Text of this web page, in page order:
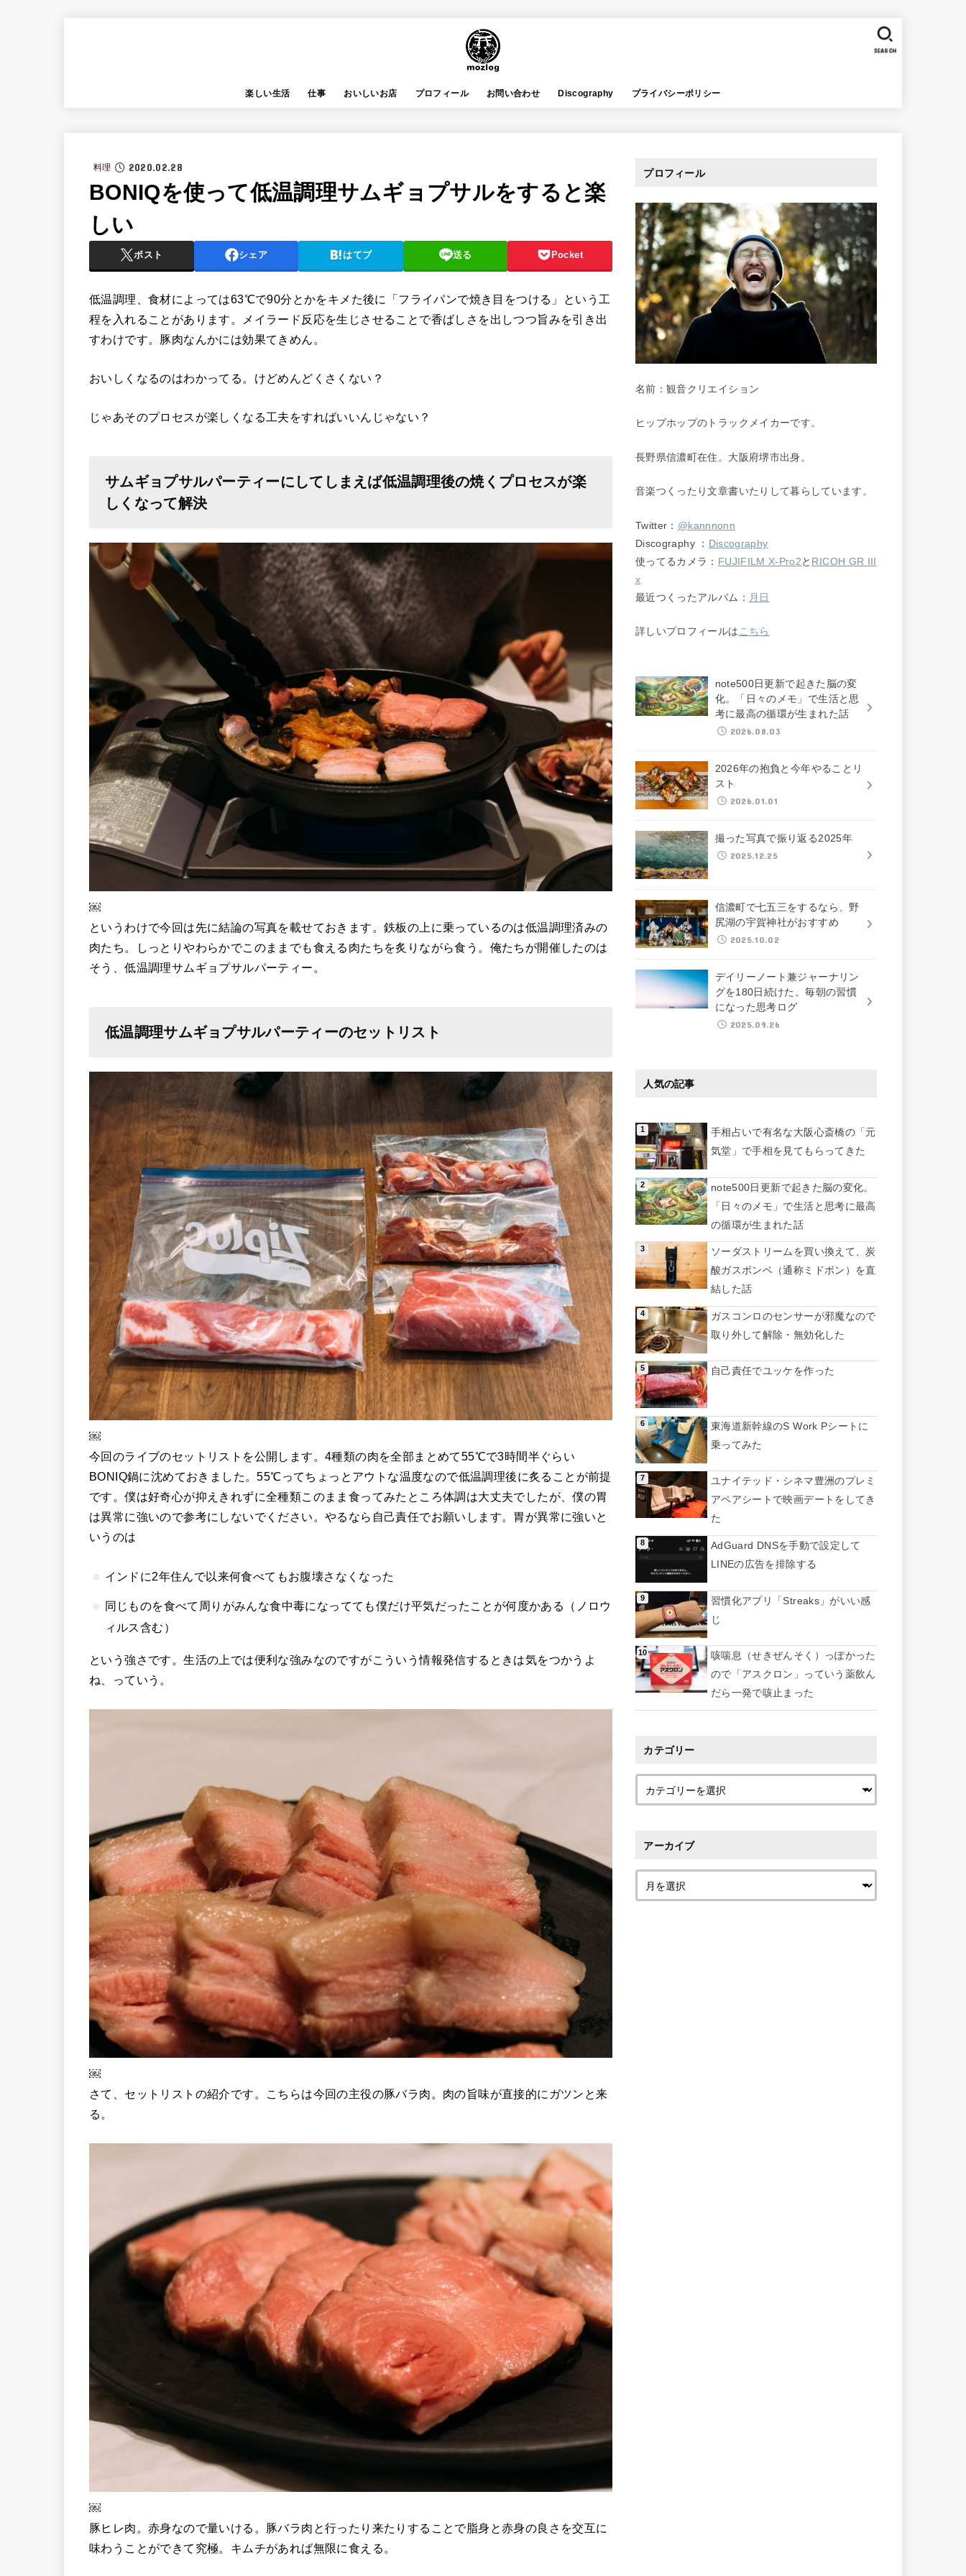
楽しい生活 仕事 おいしいお店 プロフィール お問い合わせ Discography プライバシーポリシー
SEARCH
料理 2020.02.28
BONIQを使って低温調理サムギョプサルをすると楽
しい
ポスト シェア はてブ 送る Pocket
低温調理、食材によっては63℃で90分とかをキメた後に「フライパンで焼き目をつける」という工
程を入れることがあります。メイラード反応を生じさせることで香ばしさを出しつつ旨みを引き出
すわけです。豚肉なんかには効果てきめん。
おいしくなるのはわかってる。けどめんどくさくない？
じゃあそのプロセスが楽しくなる工夫をすればいいんじゃない？
サムギョプサルパーティーにしてしまえば低温調理後の焼くプロセスが楽
しくなって解決
￼
というわけで今回は先に結論の写真を載せておきます。鉄板の上に乗っているのは低温調理済みの
肉たち。しっとりやわらかでこのままでも食える肉たちを炙りながら食う。俺たちが開催したのは
そう、低温調理サムギョプサルパーティー。
低温調理サムギョプサルパーティーのセットリスト
￼
今回のライブのセットリストを公開します。4種類の肉を全部まとめて55℃で3時間半ぐらい
BONIQ鍋に沈めておきました。55℃ってちょっとアウトな温度なので低温調理後に炙ることが前提
です。僕は好奇心が抑えきれずに全種類このまま食ってみたところ体調は大丈夫でしたが、僕の胃
は異常に強いので参考にしないでください。やるなら自己責任でお願いします。胃が異常に強いと
いうのは
インドに2年住んで以来何食べてもお腹壊さなくなった
同じものを食べて周りがみんな食中毒になってても僕だけ平気だったことが何度かある（ノロウ
ィルス含む）
という強さです。生活の上では便利な強みなのですがこういう情報発信するときは気をつかうよ
ね、っていう。
￼
さて、セットリストの紹介です。こちらは今回の主役の豚バラ肉。肉の旨味が直接的にガツンと来
る。
￼
豚ヒレ肉。赤身なので量いける。豚バラ肉と行ったり来たりすることで脂身と赤身の良さを交互に
味わうことができて究極。キムチがあれば無限に食える。
プロフィール
名前：観音クリエイション
ヒップホップのトラックメイカーです。
長野県信濃町在住。大阪府堺市出身。
音楽つくったり文章書いたりして暮らしています。
Twitter： @kannnonn
Discography ： Discography
使ってるカメラ： FUJIFILM X-Pro2と RICOH GR III
x
最近つくったアルバム： 月日
詳しいプロフィールは こちら
note500日更新で起きた脳の変
化。「日々のメモ」で生活と思
考に最高の循環が生まれた話
2026.08.03
2026年の抱負と今年やることリ
スト
2026.01.01
撮った写真で振り返る2025年
2025.12.25
信濃町で七五三をするなら、野
尻湖の宇賀神社がおすすめ
2025.10.02
デイリーノート兼ジャーナリン
グを180日続けた。毎朝の習慣
になった思考ログ
2025.09.26
人気の記事
手相占いで有名な大阪心斎橋の「元
気堂」で手相を見てもらってきた
note500日更新で起きた脳の変化。
「日々のメモ」で生活と思考に最高
の循環が生まれた話
ソーダストリームを買い換えて、炭
酸ガスボンベ（通称ミドボン）を直
結した話
ガスコンロのセンサーが邪魔なので
取り外して解除・無効化した
自己責任でユッケを作った
東海道新幹線のS Work Pシートに
乗ってみた
ユナイテッド・シネマ豊洲のプレミ
アペアシートで映画デートをしてき
た
AdGuard DNSを手動で設定して
LINEの広告を排除する
習慣化アプリ「Streaks」がいい感
じ
咳喘息（せきぜんそく）っぽかった
ので「アスクロン」っていう薬飲ん
だら一発で咳止まった
カテゴリー
アーカイブ